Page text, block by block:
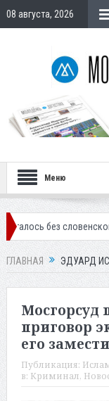
08 августа, 2026
Меню
словенского
ГЛАВНАЯ ЭДУАРД
Мосгорсуд
приговор
его
Публикация:
в: Криминал,